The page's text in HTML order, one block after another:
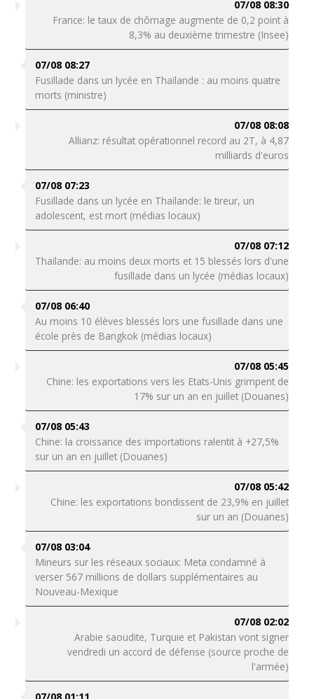
07/08 08:30
France: le taux de chômage augmente de 0,2 point à
8,3% au deuxième trimestre (Insee)
07/08 08:27
Fusillade dans un lycée en Thaïlande : au moins quatre
morts (ministre)
07/08 08:08
Allianz: résultat opérationnel record au 2T, à 4,87
milliards d'euros
07/08 07:23
Fusillade dans un lycée en Thaïlande: le tireur, un
adolescent, est mort (médias locaux)
07/08 07:12
Thaïlande: au moins deux morts et 15 blessés lors d'une
fusillade dans un lycée (médias locaux)
07/08 06:40
Au moins 10 élèves blessés lors une fusillade dans une
école près de Bangkok (médias locaux)
07/08 05:45
Chine: les exportations vers les Etats-Unis grimpent de
17% sur un an en juillet (Douanes)
07/08 05:43
Chine: la croissance des importations ralentit à +27,5%
sur un an en juillet (Douanes)
07/08 05:42
Chine: les exportations bondissent de 23,9% en juillet
sur un an (Douanes)
07/08 03:04
Mineurs sur les réseaux sociaux: Meta condamné à
verser 567 millions de dollars supplémentaires au
Nouveau-Mexique
07/08 02:02
Arabie saoudite, Turquie et Pakistan vont signer
vendredi un accord de défense (source proche de
l'armée)